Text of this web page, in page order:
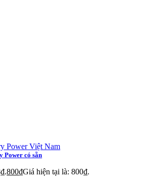
Power Việt Nam
Power có sẵn
800₫Giá hiện tại là: 800₫.